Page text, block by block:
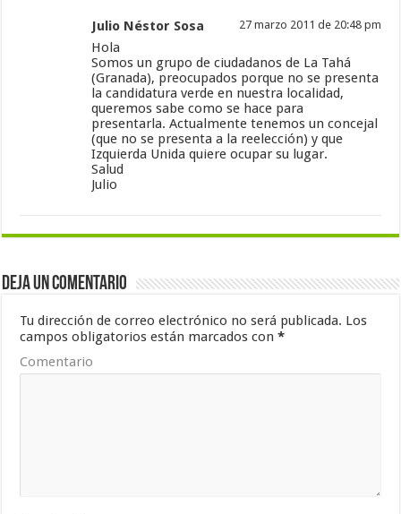
Julio Néstor Sosa 27 marzo 2011 de 20:48 pm
Hola
Somos un grupo de ciudadanos de La Tahá
(Granada), preocupados porque no se presenta
la candidatura verde en nuestra localidad,
queremos sabe como se hace para
presentarla. Actualmente tenemos un concejal
(que no se presenta a la reelección) y que
Izquierda Unida quiere ocupar su lugar.
Salud
Julio
Deja un comentario
Tu dirección de correo electrónico no será publicada. Los
campos obligatorios están marcados con*
Comentario